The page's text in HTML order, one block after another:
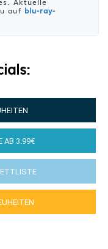
auf blu-ray-
AB 3.99€